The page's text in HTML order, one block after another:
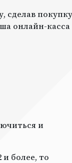
сделав покупку
онлайн-касса
и
более, то